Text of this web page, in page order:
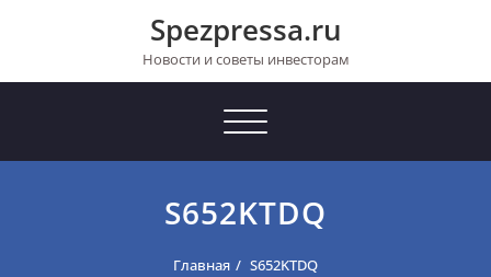
Spezpressa.ru
Новости и советы инвесторам
Toggle
S652KTDQ
Главная S652KTDQ